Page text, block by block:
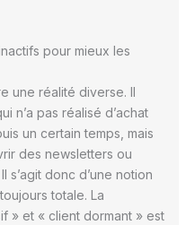
pour mieux les
une réalité diverse. Il
n’a pas réalisé d’achat
un certain temps, mais
des newsletters ou
s’agit donc d’une notion
totale. La
» et « client dormant » est